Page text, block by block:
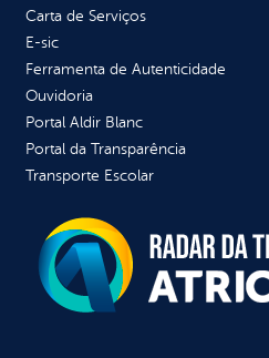
Carta de Serviços
E-sic
Ferramenta de Autenticidade
Ouvidoria
Portal Aldir Blanc
Portal da Transparência
Transporte Escolar